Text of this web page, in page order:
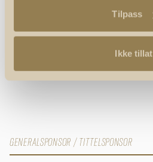
Tilpass
Ikke tillat
GENERALSPONSOR / TITTELSPONSOR